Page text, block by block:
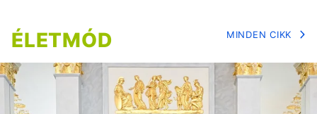
ÉLETMÓD MINDEN CIKK